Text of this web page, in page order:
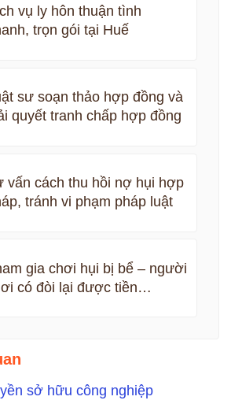
vụ ly hôn thuận tình
trọn gói tại Huế
sư soạn thảo hợp đồng và
quyết tranh chấp hợp đồng
vấn cách thu hồi nợ hụi hợp
tránh vi phạm pháp luật
gia chơi hụi bị bể – người
có đòi lại được tiền
sở hữu công nghiệp